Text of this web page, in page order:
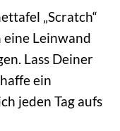
„Scratch“
Leinwand
Lass Deiner
ein
jeden Tag aufs